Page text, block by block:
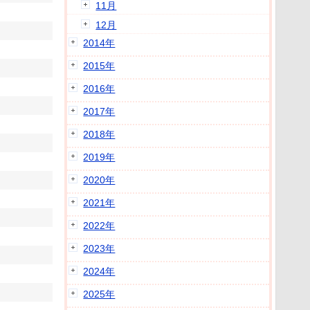
11月
12月
2014年
2015年
2016年
2017年
2018年
2019年
2020年
2021年
2022年
2023年
2024年
2025年